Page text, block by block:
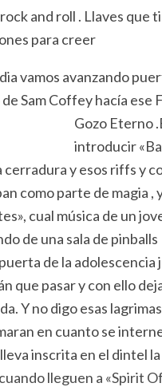
and roll . Llaves que
para creer
vamos avanzando
Sam Coffey hacía ese
Gozo Eterno
introducir
cerradura y esos riffs y
como parte de magia ,
cual música de un
de una sala de pinballs
de la adolescencia
que pasar y con ello
Y no digo esas
en cuanto se
inscrita en el dintel
lleguen a «Spirit